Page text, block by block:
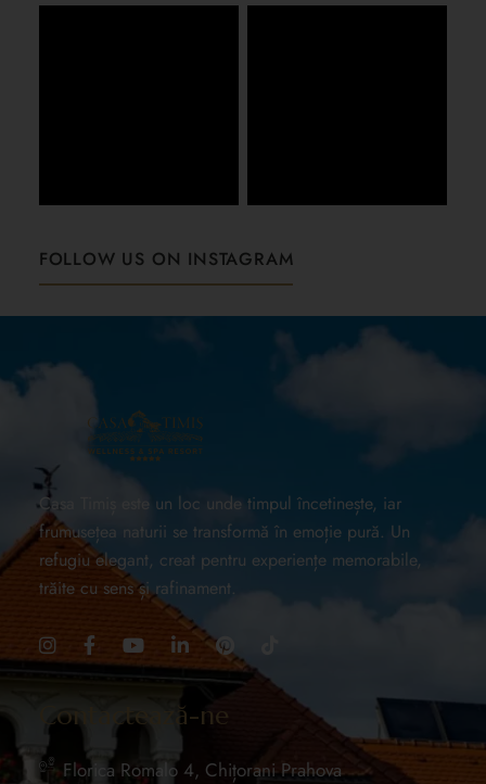
FOLLOW US ON INSTAGRAM
Casa Timiș este un loc unde timpul încetinește, iar
frumusețea naturii se transformă în emoție pură. Un
refugiu elegant, creat pentru experiențe memorabile,
trăite cu sens și rafinament.
Contactează-ne
Florica Romalo 4, Chițorani Prahova